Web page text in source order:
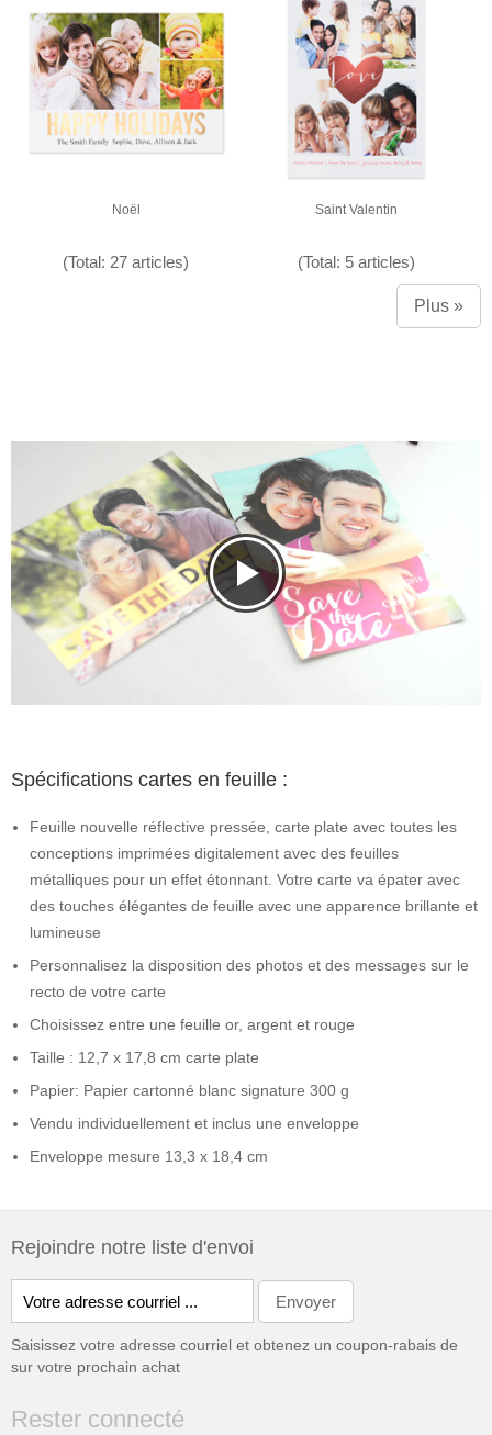
Noël
(Total: 27 articles)
Saint Valentin
(Total: 5 articles)
Plus »
Spécifications cartes en feuille :
Feuille nouvelle réflective pressée, carte plate avec toutes les
conceptions imprimées digitalement avec des feuilles
métalliques pour un effet étonnant. Votre carte va épater avec
des touches élégantes de feuille avec une apparence brillante et
lumineuse
Personnalisez la disposition des photos et des messages sur le
recto de votre carte
Choisissez entre une feuille or, argent et rouge
Taille : 12,7 x 17,8 cm carte plate
Papier: Papier cartonné blanc signature 300 g
Vendu individuellement et inclus une enveloppe
Enveloppe mesure 13,3 x 18,4 cm
Rejoindre notre liste d'envoi
Saisissez votre adresse courriel et obtenez un coupon-rabais de
sur votre prochain achat
Rester connecté